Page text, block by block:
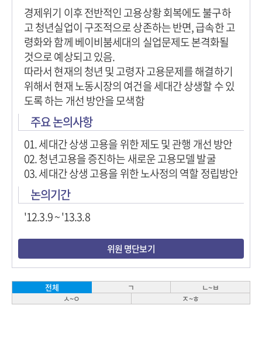
경제위기 이후 전반적인 고용상황 회복에도 불구하
고 청년실업이 구조적으로 상존하는 반면, 급속한 고
령화와 함께 베이비붐세대의 실업문제도 본격화될
것으로 예상되고 있음.
따라서 현재의 청년 및 고령자 고용문제를 해결하기
위해서 현재 노동시장의 여건을 세대간 상생할 수 있
도록 하는 개선 방안을 모색함
주요 논의사항
01. 세대간 상생 고용을 위한 제도 및 관행 개선 방안
02. 청년고용을 증진하는 새로운 고용모델 발굴
03. 세대간 상생 고용을 위한 노사정의 역할 정립방안
논의기간
'12.3.9 ~ '13.3.8
위원 명단보기
전체 ㄱ
ㄴ~ㅂ
ㅅ~ㅇ
ㅈ~ㅎ